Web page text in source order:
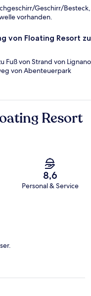
Geschirr/Besteck,
vorhanden.
von Floating Resort zu
Fuß von Strand von Lignano
von Abenteuerpark
Resort
8,6
Personal & Service